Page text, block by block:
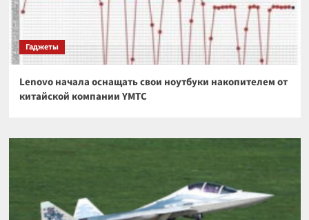
Гаджеты
Lenovo начала оснащать свои ноутбуки накопителем от
китайской компании YMTC